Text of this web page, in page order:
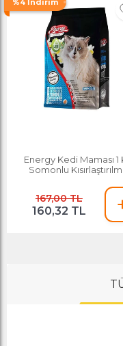
Energy Kedi Maması 1
Somonlu
167,00 TL
160,32 TL